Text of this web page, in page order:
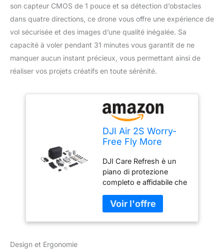
son capteur CMOS de 1 pouce et sa détection d’obstacles
dans quatre directions, ce drone vous offre une expérience de
vol sécurisée et des images d’une qualité inégalée. Sa
capacité à voler pendant 31 minutes vous garantit de ne
manquer aucun instant précieux, vous permettant ainsi de
réaliser vos projets créatifs en toute sérénité.
DJI Air 2S Worry-
Free Fly More
Quadcopter, Gimbal
a 3 Assi con
Fotocamera, Video
5.4K, Sensore
CMOS 1”,
MasterShots, Offre
Due Sostituzioni in
DJI Care Refresh è un
piano di protezione
completo e affidabile che
contro i danni accidentali
per i prodotti DJI ,
permettendoti di goderti
Design et Ergonomie